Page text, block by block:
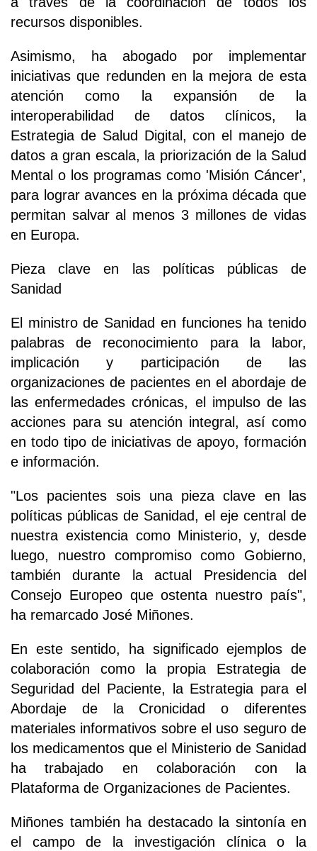
recursos disponibles.
Asimismo, ha abogado por implementar
iniciativas que redunden en la mejora de esta
atención como la expansión de la
interoperabilidad de datos clínicos, la
Estrategia de Salud Digital, con el manejo de
datos a gran escala, la priorización de la Salud
Mental o los programas como 'Misión Cáncer',
para lograr avances en la próxima década que
permitan salvar al menos 3 millones de vidas
en Europa.
Pieza clave en las políticas públicas de
Sanidad
El ministro de Sanidad en funciones ha tenido
palabras de reconocimiento para la labor,
implicación y participación de las
organizaciones de pacientes en el abordaje de
las enfermedades crónicas, el impulso de las
acciones para su atención integral, así como
en todo tipo de iniciativas de apoyo, formación
e información.
"Los pacientes sois una pieza clave en las
políticas públicas de Sanidad, el eje central de
nuestra existencia como Ministerio, y, desde
luego, nuestro compromiso como Gobierno,
también durante la actual Presidencia del
Consejo Europeo que ostenta nuestro país",
ha remarcado José Miñones.
En este sentido, ha significado ejemplos de
colaboración como la propia Estrategia de
Seguridad del Paciente, la Estrategia para el
Abordaje de la Cronicidad o diferentes
materiales informativos sobre el uso seguro de
los medicamentos que el Ministerio de Sanidad
ha trabajado en colaboración con la
Plataforma de Organizaciones de Pacientes.
Miñones también ha destacado la sintonía en
el campo de la investigación clínica o la